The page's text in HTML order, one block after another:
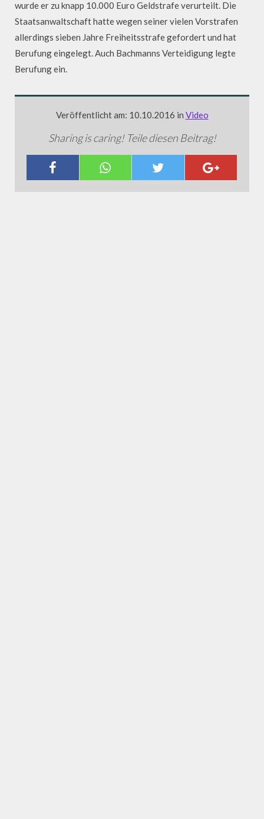
wurde er zu knapp 10.000 Euro Geldstrafe verurteilt. Die
Staatsanwaltschaft hatte wegen seiner vielen Vorstrafen
allerdings sieben Jahre Freiheitsstrafe gefordert und hat
Berufung eingelegt. Auch Bachmanns Verteidigung legte
Berufung ein.
Veröffentlicht am: 10.10.2016 in Video
Sharing is caring! Teile diesen Beitrag!